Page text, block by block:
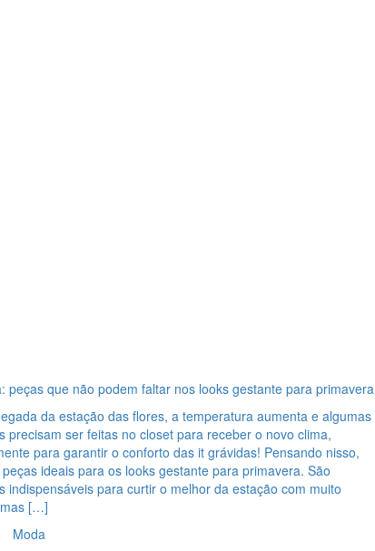
peças que não podem faltar nos looks gestante para primavera
da estação das flores, a temperatura aumenta e algumas
precisam ser feitas no closet para receber o novo clima,
para garantir o conforto das it grávidas! Pensando nisso,
ideais para os looks gestante para primavera. São
indispensáveis para curtir o melhor da estação com muito
[…]
Moda